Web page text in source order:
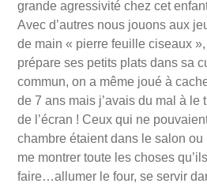
grande agressivité chez cet
Avec d’autres nous jouons aux
de main « pierre feuille ciseaux
prépare ses petits plats dans sa
commun, on a même joué à
de 7 ans mais j’avais du mal à le
de l’écran ! Ceux qui ne
chambre étaient dans le salon
me montrer toute les choses
faire…allumer le four, se servir